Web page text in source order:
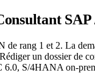
de rang 1 et 2. La
un dossier de
S/4HANA on-